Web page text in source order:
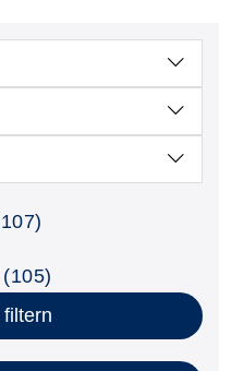
(105)